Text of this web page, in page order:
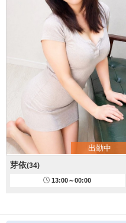
出勤中
芽依(34)
13:00～00:00